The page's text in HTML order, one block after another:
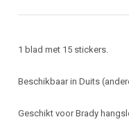
1 blad met 15 stickers.
Beschikbaar in Duits
Geschikt voor Brady